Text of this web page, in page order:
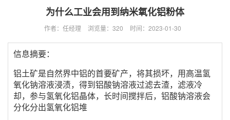
为什么工业会用到纳米氧化铝粉体
作者：任经理 浏览量： 320 时间：2023-01-30
信息摘要：
铝土矿是自然界中铝的首要矿产，将其损坏，用高温氢
氧化钠溶液浸渍，得到铝酸钠溶液过滤去渣，滤液冷
却，参与氢氧化铝晶体，长时间搅拌后，铝酸钠溶液会
分化分出氢氧化铝堆